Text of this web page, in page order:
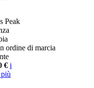
Peak
ordine di marcia
€ i